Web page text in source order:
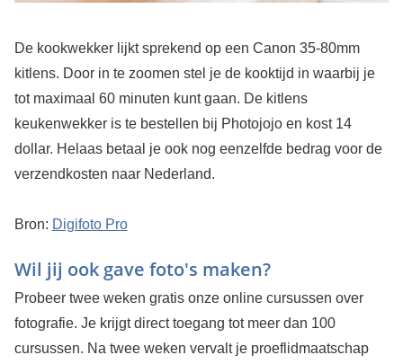
De kookwekker lijkt sprekend op een Canon 35-80mm
kitlens. Door in te zoomen stel je de kooktijd in waarbij je
tot maximaal 60 minuten kunt gaan. De kitlens
keukenwekker is te bestellen bij Photojojo en kost 14
dollar. Helaas betaal je ook nog eenzelfde bedrag voor de
verzendkosten naar Nederland.
Bron: Digifoto Pro
Wil jij ook gave foto's maken?
Probeer twee weken gratis onze online cursussen over
fotografie. Je krijgt direct toegang tot meer dan 100
cursussen. Na twee weken vervalt je proeflidmaatschap